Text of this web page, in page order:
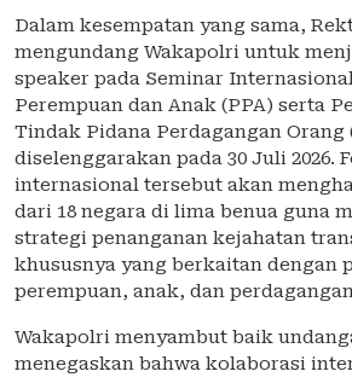
Dalam kesempatan yang sama,
mengundang Wakapolri untuk
speaker pada Seminar
Perempuan dan Anak (PPA) serta
Tindak Pidana Perdagangan Orang
diselenggarakan pada 30 Juli 2026.
internasional tersebut akan
dari 18 negara di lima benua guna
strategi penanganan kejahatan
khususnya yang berkaitan dengan
perempuan, anak, dan
Wakapolri menyambut baik
menegaskan bahwa kolaborasi